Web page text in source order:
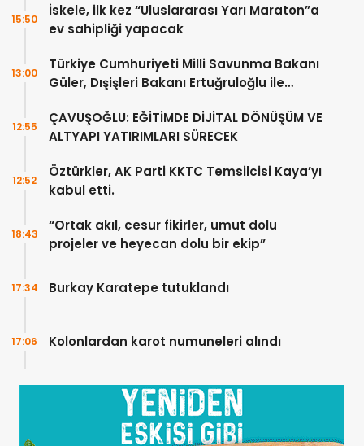
İskele, ilk kez “Uluslararası Yarı Maraton”a
ev sahipliği yapacak
15:50
Türkiye Cumhuriyeti Milli Savunma Bakanı
Güler, Dışişleri Bakanı Ertuğruloğlu ile
13:00
ÇAVUŞOĞLU: EĞİTİMDE DİJİTAL DÖNÜŞÜM VE
ALTYAPI YATIRIMLARI SÜRECEK
12:55
Öztürkler, AK Parti KKTC Temsilcisi Kaya’yı
kabul etti.
12:52
“Ortak akıl, cesur fikirler, umut dolu
projeler ve heyecan dolu bir ekip”
18:43
Burkay Karatepe tutuklandı
17:34
Kolonlardan karot numuneleri alındı
17:06